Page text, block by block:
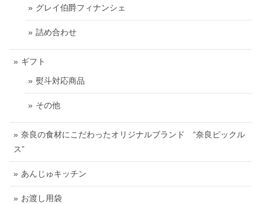
グレイ伯爵フィナンシェ
詰め合わせ
ギフト
熨斗対応商品
その他
奈良の食材にこだわったオリジナルブランド “奈良ピックル
ス”
あんじゅキッチン
お渡し用袋